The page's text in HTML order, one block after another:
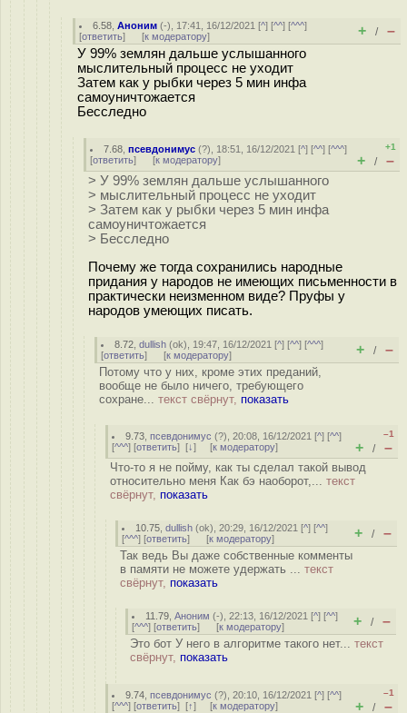
6.58 ,Аноним (-), 17:41, 16/12/2021 [^] [^^] [^^^]
[ответить] [к модератору] + / –
У 99% землян дальше услышанного
мыслительный процесс не уходит
Затем как у рыбки через 5 мин инфа
самоуничтожается
Бесследно
7.68 ,псевдонимус (?), 18:51, 16/12/2021 [^] [^^] [^^^]
[ответить] [к модератору]
+1
+ / –
> У 99% землян дальше услышанного
> мыслительный процесс не уходит
> Затем как у рыбки через 5 мин инфа
самоуничтожается
> Бесследно
Почему же тогда сохранились народные
придания у народов не имеющих письменности в
практически неизменном виде? Пруфы у
народов умеющих писать.
8.72 ,dullish (ok), 19:47, 16/12/2021 [^] [^^] [^^^]
[ответить] [к модератору] + / –
Потому что у них, кроме этих преданий,
вообще не было ничего, требующего
сохране... текст свёрнут, показать
9.73 ,псевдонимус (?), 20:08, 16/12/2021 [^] [^^]
[^^^] [ответить] [↓] [к модератору]
–1
+ / –
Что-то я не пойму, как ты сделал такой вывод
относительно меня Как бэ наоборот,... текст
свёрнут, показать
10.75 ,dullish (ok), 20:29, 16/12/2021 [^] [^^]
[^^^] [ответить] [к модератору] + / –
Так ведь Вы даже собственные комменты
в памяти не можете удержать ... текст
свёрнут, показать
11.79 ,Аноним (-), 22:13, 16/12/2021 [^] [^^]
[^^^] [ответить] [к модератору] + / –
Это бот У него в алгоритме такого нет... текст
свёрнут, показать
9.74 ,псевдонимус (?), 20:10, 16/12/2021 [^] [^^]
[^^^] [ответить] [↑] [к модератору]
–1
+ / –